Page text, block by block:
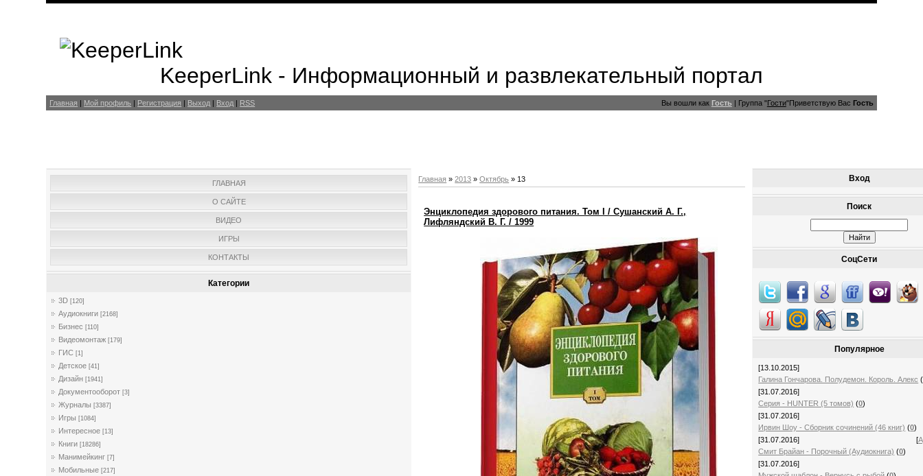
KeeperLink - Информационный и развлекательный портал
Главная | Мой профиль | Регистрация | Выход | Вход | RSS Вы вошли как Гость | Группа"Гости"Приветствую Вас Гость
ГЛАВНАЯ
О САЙТЕ
ВИДЕО
ИГРЫ
КОНТАКТЫ
Категории
3D [120]
Аудиокниги [2168]
Бизнес [110]
Видеомонтаж [179]
ГИС [1]
Детское [41]
Дизайн [1941]
Документооборот [3]
Журналы [3387]
Игры [1084]
Интересное [13]
Книги [18286]
Манимейкинг [7]
Мобильные [217]
Главная »2013 » Октябрь » 13
Энциклопедия здорового питания. Том I / Сушанский А. Г.,
Лифляндский В. Г. / 1999
Вход
Поиск
СоцСети
Популярное
[13.10.2015]
Галина Гончарова. Полудемон. Король. Алекс (
[31.07.2016]
Серия - HUNTER (5 томов) (0)
[31.07.2016]
Ирвин Шоу - Сборник сочинений (46 книг) (0)
[31.07.2016]
[
Смит Брайан - Порочный (Аудиокнига) (0)
[31.07.2016]